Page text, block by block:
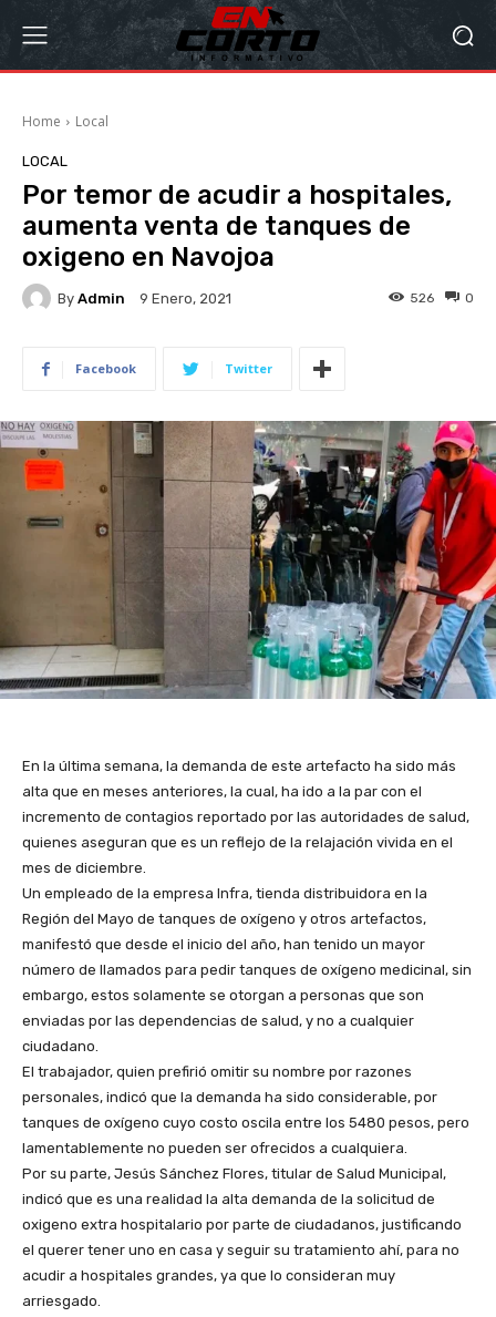
Home Local
LOCAL
Por temor de acudir a hospitales,
aumenta venta de tanques de
oxigeno en Navojoa
By Admin 9 Enero, 2021 0
526
Facebook Twitter
En la última semana, la demanda de este artefacto ha sido más
alta que en meses anteriores, la cual, ha ido a la par con el
incremento de contagios reportado por las autoridades de salud,
quienes aseguran que es un reflejo de la relajación vivida en el
mes de diciembre.
Un empleado de la empresa Infra, tienda distribuidora en la
Región del Mayo de tanques de oxígeno y otros artefactos,
manifestó que desde el inicio del año, han tenido un mayor
número de llamados para pedir tanques de oxígeno medicinal, sin
embargo, estos solamente se otorgan a personas que son
enviadas por las dependencias de salud, y no a cualquier
ciudadano.
El trabajador, quien prefirió omitir su nombre por razones
personales, indicó que la demanda ha sido considerable, por
tanques de oxígeno cuyo costo oscila entre los 5480 pesos, pero
lamentablemente no pueden ser ofrecidos a cualquiera.
Por su parte, Jesús Sánchez Flores, titular de Salud Municipal,
indicó que es una realidad la alta demanda de la solicitud de
oxigeno extra hospitalario por parte de ciudadanos, justificando
el querer tener uno en casa y seguir su tratamiento ahí, para no
acudir a hospitales grandes, ya que lo consideran muy
arriesgado.